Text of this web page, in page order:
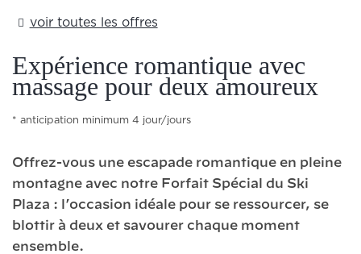
voir toutes les offres
Expérience romantique avec
massage pour deux amoureux
anticipation minimum 4 jour/jours
Offrez-vous une escapade romantique en pleine
montagne avec notre Forfait Spécial du Ski
Plaza : l’occasion idéale pour se ressourcer, se
blottir à deux et savourer chaque moment
ensemble.